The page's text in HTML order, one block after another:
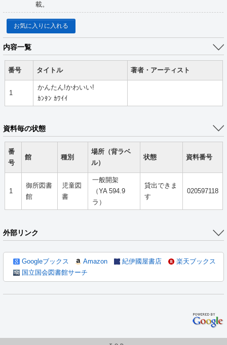
載。
お気に入りに入れる
内容一覧
番号 タイトル 著者・アーティスト
1
かんたん!かわいい!
ｶﾝﾀﾝ ｶﾜｲｲ
資料毎の状態
番
号
館 種別
場所（背ラベ
ル）
状態 資料番号
1
御所図書
館
児童図
書
一般開架
（YA 594.9
ラ）
貸出できま
す
020597118
外部リンク
Googleブックス Amazon 紀伊國屋書店
楽天ブックス
国立国会図書館サーチ